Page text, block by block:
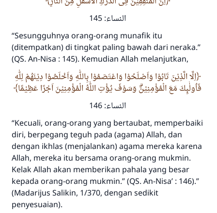
النساء: 145
“Sesungguhnya orang-orang munafik itu
(ditempatkan) di tingkat paling bawah dari neraka.”
(QS. An-Nisa : 145). Kemudian Allah melanjutkan,
اِلَّا الَّذِيْنَ تَابُوْا وَاَصْلَحُوْا وَاعْتَصَمُوْا بِاللّٰهِ وَاَخْلَصُوْا دِيْنَهُمْ لِلّٰهِ
فَاُولٰۤىِٕكَ مَعَ الْمُؤْمِنِيْنَۗ وَسَوْفَ يُؤْتِ اللّٰهُ الْمُؤْمِنِيْنَ اَجْرًا عَظِيْمًا
النساء: 146
“Kecuali, orang-orang yang bertaubat, memperbaiki
diri, berpegang teguh pada (agama) Allah, dan
dengan ikhlas (menjalankan) agama mereka karena
Allah, mereka itu bersama orang-orang mukmin.
Kelak Allah akan memberikan pahala yang besar
kepada orang-orang mukmin.”(QS. An-Nisa’ : 146).”
(Madarijus Salikin, 1/370, dengan sedikit
penyesuaian).